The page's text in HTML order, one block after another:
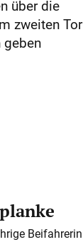
über die
zweiten Tor
Beifahrerin